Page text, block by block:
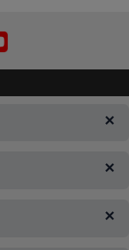
す。
のご連絡やキャンセル